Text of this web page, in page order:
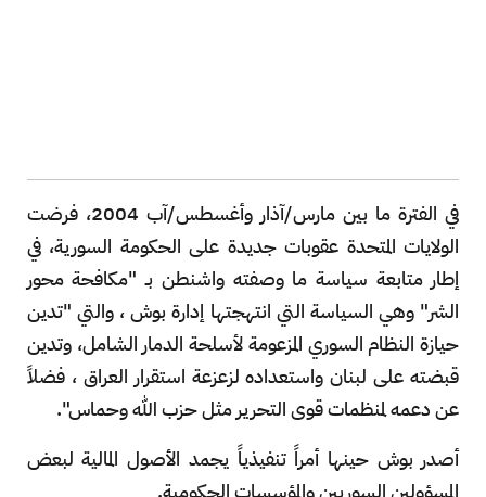
في الفترة ما بين مارس/آذار وأغسطس/آب 2004، فرضت
الولايات المتحدة عقوبات جديدة على الحكومة السورية، في
إطار متابعة سياسة ما وصفته واشنطن بـ "مكافحة محور
الشر" وهي السياسة التي انتهجتها إدارة بوش ، والتي "تدين
حيازة النظام السوري المزعومة لأسلحة الدمار الشامل، وتدين
قبضته على لبنان واستعداده لزعزعة استقرار العراق ، فضلاً
عن دعمه لمنظمات قوى التحرير مثل حزب الله وحماس".
أصدر بوش حينها أمراً تنفيذياً يجمد الأصول المالية لبعض
المسؤولين السوريين والمؤسسات الحكومية.